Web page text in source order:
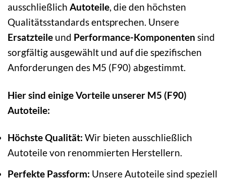
ausschließlich Autoteile , die den höchsten
Qualitätsstandards entsprechen. Unsere
Ersatzteile und Performance-Komponenten sind
sorgfältig ausgewählt und auf die spezifischen
Anforderungen des M5 (F90) abgestimmt.
Hier sind einige Vorteile unserer M5 (F90)
Autoteile:
Höchste Qualität: Wir bieten ausschließlich
Autoteile von renommierten Herstellern.
Perfekte Passform: Unsere Autoteile sind speziell